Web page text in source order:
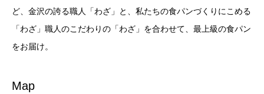
ど、金沢の誇る職人「わざ」と、私たちの食パンづくりにこめる
「わざ」職人のこだわりの「わざ」を合わせて、最上級の食パン
をお届け。
Map